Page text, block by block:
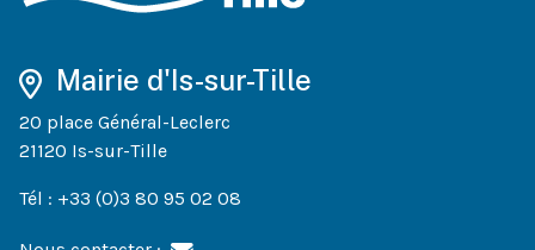
Mairie d'Is-sur-Tille
20 place Général-Leclerc
21120 Is-sur-Tille
Tél : +33 (0)3 80 95 02 08